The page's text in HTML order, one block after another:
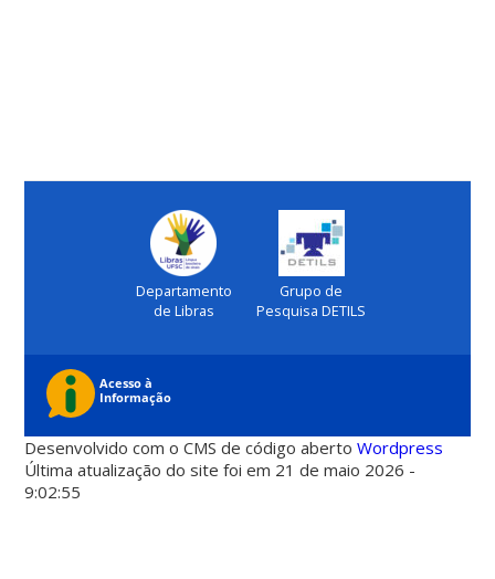
Departamento
de Libras
Grupo de
Pesquisa DETILS
Desenvolvido com o CMS de código abertoWordpress
Última atualização do site foi em 21 de maio 2026 -
9:02:55